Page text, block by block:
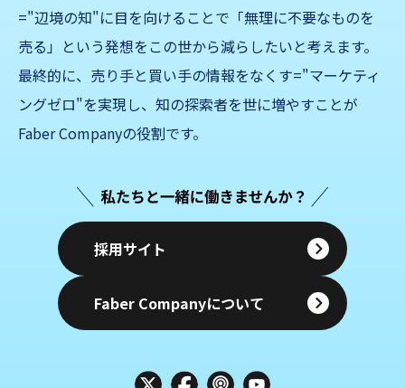
="辺境の知"に目を向けることで「無理に不要なものを
売る」 という発想をこの世から減らしたいと考えます。
最終的に、売り手と買い手の情報をなくす="マーケティ
ングゼロ"を実現し、知の探索者を世に増やすことが
Faber Companyの役割です。
採用サイト
Faber Companyについて